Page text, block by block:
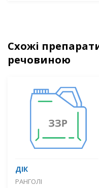
Схожі
речовиною
ДІК
РАНГОЛІ